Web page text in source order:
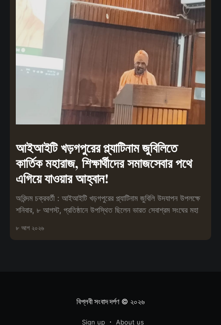
আইআইটি খড়গপুরের প্ল্যাটিনাম জুবিলিতে
কার্তিক মহারাজ, শিক্ষার্থীদের সমাজসেবার পথে
এগিয়ে যাওয়ার আহ্বান!
অরিন্দম চক্রবর্তী : আইআইটি খড়গপুরের প্ল্যাটিনাম জুবিলি উদযাপন উপলক্ষে
শনিবার, ৮ আগস্ট, প্রতিষ্ঠানে উপস্থিত ছিলেন ভারত সেবাশ্রম সংঘের মহা
৮ আগ ২০২৬
বিপ্লবী সংবাদ দর্পণ© ২০২৬
Sign up About us